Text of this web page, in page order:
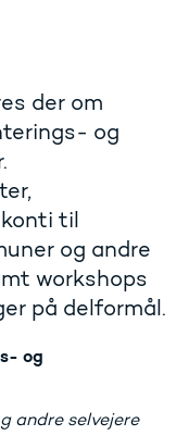
der om
og
til
og andre
workshops
på delformål.
og
andre selvejere